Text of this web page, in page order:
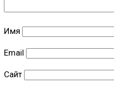
Имя
Email
Сайт